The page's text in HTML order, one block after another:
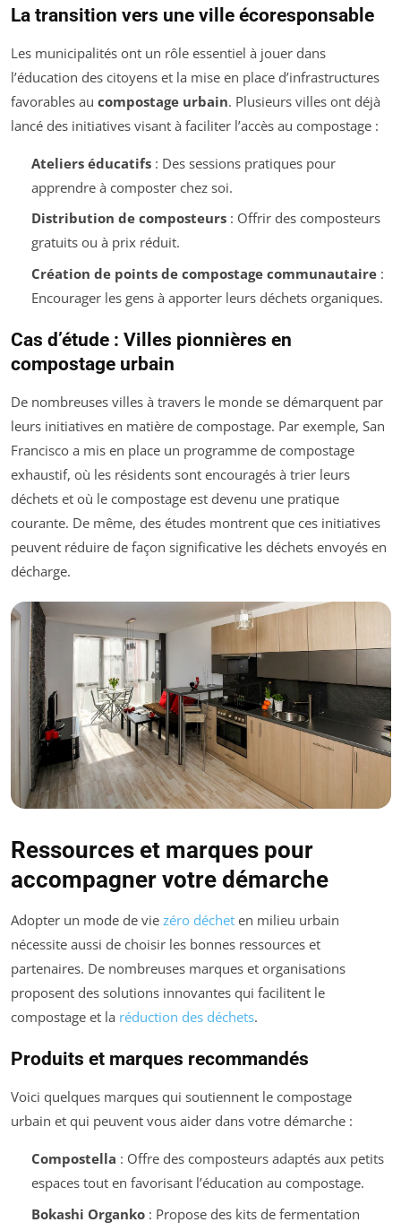
La transition vers une ville écoresponsable
Les municipalités ont un rôle essentiel à jouer dans
l’éducation des citoyens et la mise en place d’infrastructures
favorables au compostage urbain. Plusieurs villes ont déjà
lancé des initiatives visant à faciliter l’accès au compostage :
Ateliers éducatifs: Des sessions pratiques pour
apprendre à composter chez soi.
Distribution de composteurs: Offrir des composteurs
gratuits ou à prix réduit.
Création de points de compostage communautaire:
Encourager les gens à apporter leurs déchets organiques.
Cas d’étude : Villes pionnières en
compostage urbain
De nombreuses villes à travers le monde se démarquent par
leurs initiatives en matière de compostage. Par exemple, San
Francisco a mis en place un programme de compostage
exhaustif, où les résidents sont encouragés à trier leurs
déchets et où le compostage est devenu une pratique
courante. De même, des études montrent que ces initiatives
peuvent réduire de façon significative les déchets envoyés en
décharge.
Ressources et marques pour
accompagner votre démarche
Adopter un mode de vie zéro déchet en milieu urbain
nécessite aussi de choisir les bonnes ressources et
partenaires. De nombreuses marques et organisations
proposent des solutions innovantes qui facilitent le
compostage et la réduction des déchets.
Produits et marques recommandés
Voici quelques marques qui soutiennent le compostage
urbain et qui peuvent vous aider dans votre démarche :
Compostella : Offre des composteurs adaptés aux petits
espaces tout en favorisant l’éducation au compostage.
Bokashi Organko: Propose des kits de fermentation